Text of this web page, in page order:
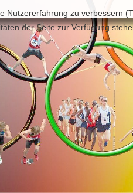
Nutzererfahrung zu verbessern
der Seite zur Verfügung